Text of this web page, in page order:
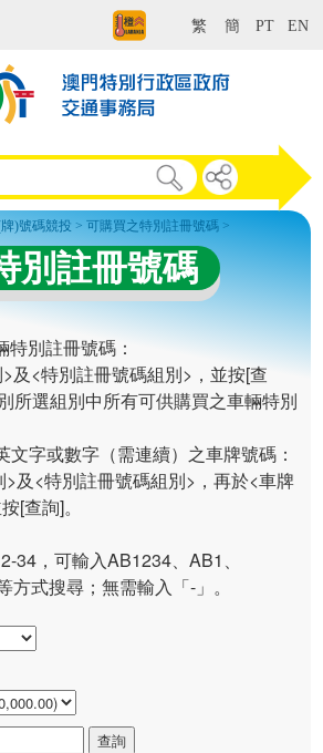
繁 簡 PT EN
)號碼競投 >可購買之特別註冊號碼 >
別註冊號碼